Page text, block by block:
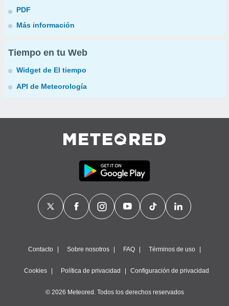
PDF
Más información
Tiempo en tu Web
Widget de El tiempo
API de Meteorología
Contacto Sobre nosotros FAQ Términos de uso
Cookies Política de privacidad Configuración de privacidad
© 2026 Meteored. Todos los derechos reservados